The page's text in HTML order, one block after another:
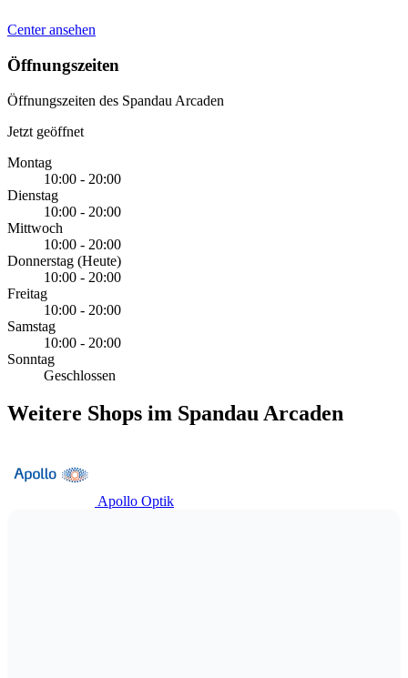
Center ansehen
Öffnungszeiten
Öffnungszeiten des Spandau Arcaden
Jetzt geöffnet
Montag
10:00 - 20:00
Dienstag
10:00 - 20:00
Mittwoch
10:00 - 20:00
Donnerstag (Heute)
10:00 - 20:00
Freitag
10:00 - 20:00
Samstag
10:00 - 20:00
Sonntag
Geschlossen
Weitere Shops im Spandau Arcaden
Apollo Optik